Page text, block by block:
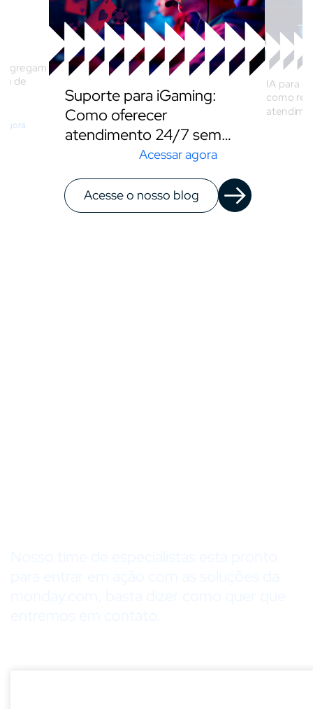
agregam
de
agora
Suporte para iGaming:
Como oferecer
atendimento 24/7 sem
uma equipe noturna
Acessar agora
IA para
como
Acesse o nosso blog